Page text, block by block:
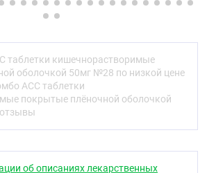
салициловой кислоты,
нестероидных
циклооксигеназы (ЦОГ-1), в
синтез
простациклинов и тромбоксана.
адгезию тромбоцитов и
за счёт подавления синтеза
в тромбоцитах.
активность
концентрацию витамин K-
таблетки кишечнорастворимые
оболочкой 50мг №28 по низкой цене
АСС таблетки
покрытые плёночной оболочкой
об описаниях лекарственных